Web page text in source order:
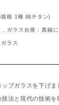
格 1種 純チタン)
ガラス台座：真鍮
ラス
プガラスを下げま
法と現代の技術